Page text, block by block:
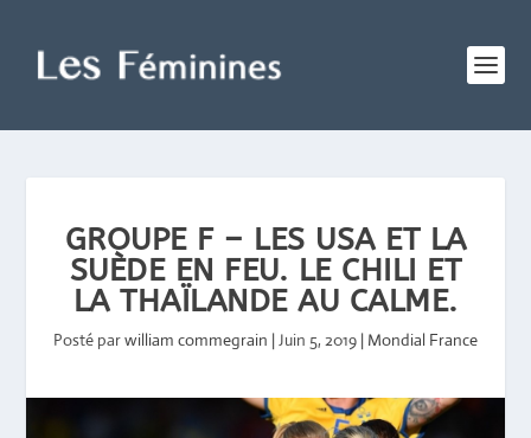
GROUPE F – LES USA ET LA
SUÈDE EN FEU. LE CHILI ET
LA THAÏLANDE AU CALME.
Posté parwilliam commegrain |Juin 5, 2019 | Mondial France